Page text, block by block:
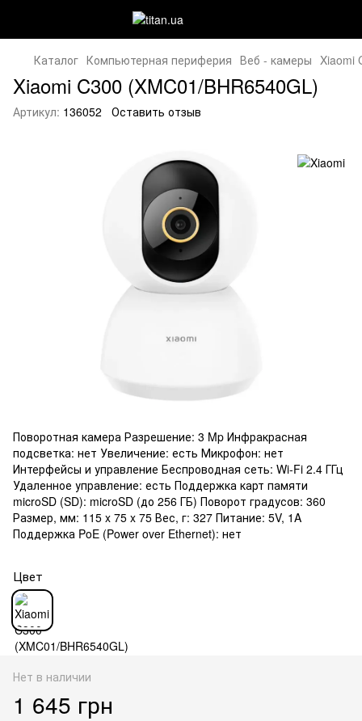
Каталог Компьютерная периферия Веб - камеры Xiaomi
Xiaomi C300 (XMC01/BHR6540GL)
Артикул: 136052 Оставить отзыв
Поворотная камера Разрешение: 3 Mp Инфракрасная
подсветка: нет Увеличение: есть Микрофон: нет
Интерфейсы и управление Беспроводная сеть: Wi-Fi 2.4 ГГц
Удаленное управление: есть Поддержка карт памяти
microSD (SD): microSD (до 256 ГБ) Поворот градусов: 360
Размер, мм: 115 x 75 x 75 Вес, г: 327 Питание: 5V, 1A
Поддержка PoE (Power over Ethernet): нет
Цвет
Нет в наличии
1 645 грн